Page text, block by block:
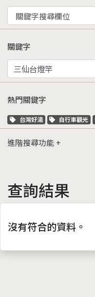
關鍵字
熱門關鍵字
關鍵字標籤
台灣好湯 關鍵字標籤
自行車觀光
進階搜尋功能
查詢結果
沒有符合的資料。